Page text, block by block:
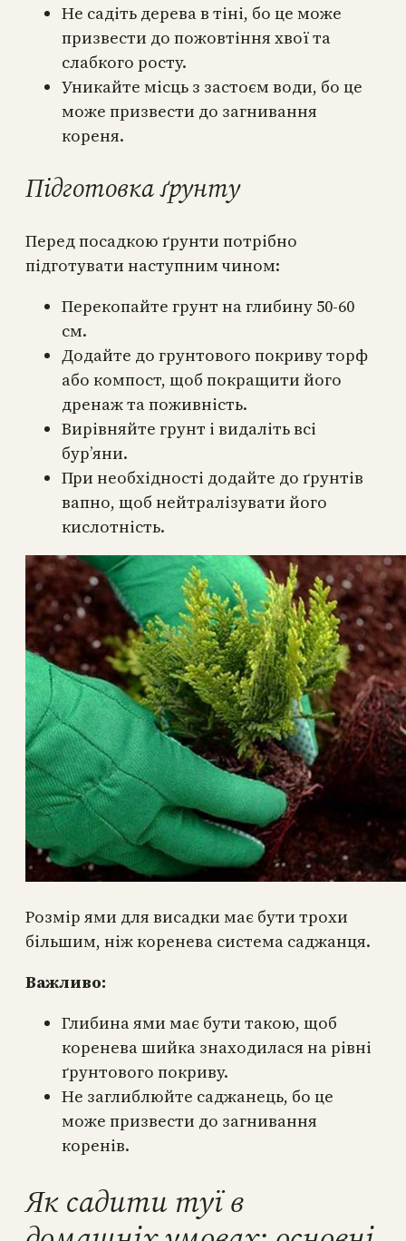
Не садіть дерева в тіні, бо це може
призвести до пожовтіння хвої та
слабкого росту.
Уникайте місць з застоєм води, бо це
може призвести до загнивання
кореня.
Підготовка ґрунту
Перед посадкою ґрунти потрібно
підготувати наступним чином:
Перекопайте грунт на глибину 50-60
см.
Додайте до грунтового покриву торф
або компост, щоб покращити його
дренаж та поживність.
Вирівняйте грунт і видаліть всі
бур’яни.
При необхідності додайте до ґрунтів
вапно, щоб нейтралізувати його
кислотність.
Розмір ями для висадки має бути трохи
більшим, ніж коренева система саджанця.
Важливо:
Глибина ями має бути такою, щоб
коренева шийка знаходилася на рівні
ґрунтового покриву.
Не заглиблюйте саджанець, бо це
може призвести до загнивання
коренів.
Як садити туї в